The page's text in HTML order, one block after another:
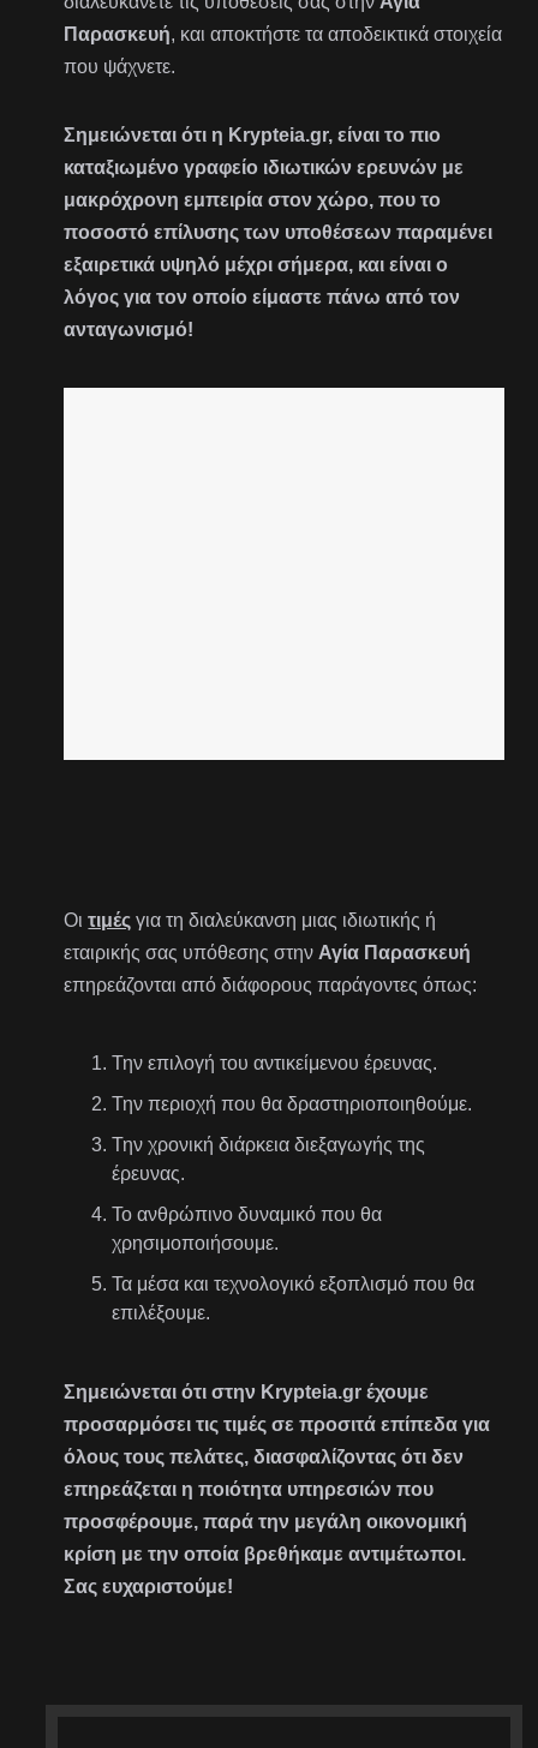
Παρασκευή, και αποκτήστε τα αποδεικτικά στοιχεία
που ψάχνετε.
Σημειώνεται ότι η Krypteia.gr, είναι το πιο
καταξιωμένο γραφείο ιδιωτικών ερευνών με
μακρόχρονη εμπειρία στον χώρο, που το
ποσοστό επίλυσης των υποθέσεων παραμένει
εξαιρετικά υψηλό μέχρι σήμερα, και είναι ο
λόγος για τον οποίο είμαστε πάνω από τον
ανταγωνισμό!
Οιτιμές για τη διαλεύκανση μιας ιδιωτικής ή
εταιρικής σας υπόθεσης στην Αγία Παρασκευή
επηρεάζονται από διάφορους παράγοντες όπως:
Την επιλογή του αντικείμενου έρευνας.
Την περιοχή που θα δραστηριοποιηθούμε.
Την χρονική διάρκεια διεξαγωγής της
έρευνας.
Το ανθρώπινο δυναμικό που θα
χρησιμοποιήσουμε.
Τα μέσα και τεχνολογικό εξοπλισμό που θα
επιλέξουμε.
Σημειώνεται ότι στην Krypteia.gr έχουμε
προσαρμόσει τις τιμές σε προσιτά επίπεδα για
όλους τους πελάτες, διασφαλίζοντας ότι δεν
επηρεάζεται η ποιότητα υπηρεσιών που
προσφέρουμε, παρά την μεγάλη οικονομική
κρίση με την οποία βρεθήκαμε αντιμέτωποι.
Σας ευχαριστούμε!